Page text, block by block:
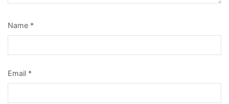
Name *
Email *